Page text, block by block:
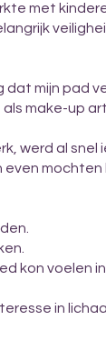
met
mijn pad
make-up
werd al snel
even
kon voelen
in